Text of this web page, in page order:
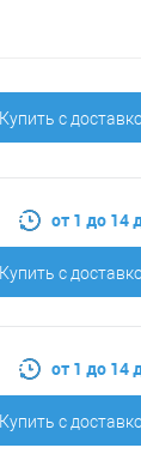
Купить c
от 1 до 14
Купить c
от 1 до 14
Купить c